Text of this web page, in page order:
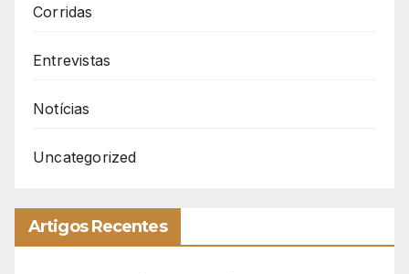
Corridas
Entrevistas
Notícias
Uncategorized
Artigos Recentes